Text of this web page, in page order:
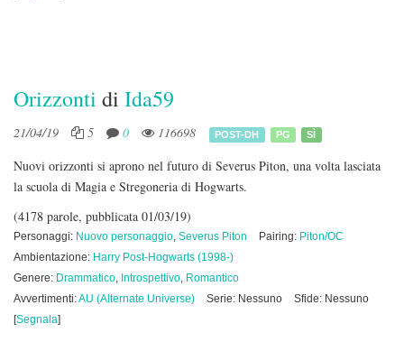
Orizzonti di Ida59
21/04/19 5 0 116698 POST-DH PG SÌ
Nuovi orizzonti si aprono nel futuro di Severus Piton, una volta lasciata
la scuola di Magia e Stregoneria di Hogwarts.
(4178 parole, pubblicata 01/03/19)
Personaggi: Nuovo personaggio, Severus Piton Pairing: Piton/OC
Ambientazione: Harry Post-Hogwarts (1998-)
Genere: Drammatico, Introspettivo, Romantico
Avvertimenti:AU (Alternate Universe) Serie: Nessuno
Sfide: Nessuno
[Segnala]